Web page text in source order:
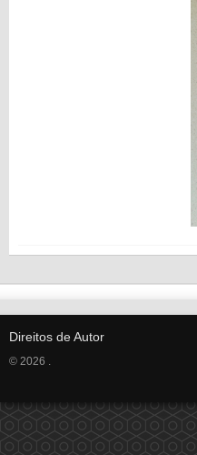
Direitos de Autor
© 2026 .